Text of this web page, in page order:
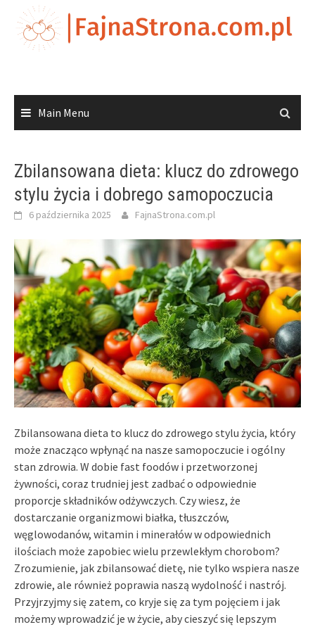
content
Main Menu
Zbilansowana dieta: klucz do zdrowego
stylu życia i dobrego samopoczucia
6 października 2025 FajnaStrona.com.pl
Zbilansowana dieta to klucz do zdrowego stylu życia, który
może znacząco wpłynąć na nasze samopoczucie i ogólny
stan zdrowia. W dobie fast foodów i przetworzonej
żywności, coraz trudniej jest zadbać o odpowiednie
proporcje składników odżywczych. Czy wiesz, że
dostarczanie organizmowi białka, tłuszczów,
węglowodanów, witamin i minerałów w odpowiednich
ilościach może zapobiec wielu przewlekłym chorobom?
Zrozumienie, jak zbilansować dietę, nie tylko wspiera nasze
zdrowie, ale również poprawia naszą wydolność i nastrój.
Przyjrzyjmy się zatem, co kryje się za tym pojęciem i jak
możemy wprowadzić je w życie, aby cieszyć się lepszym